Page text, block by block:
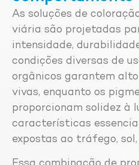
As soluções de
viária são projetadas
intensidade,
condições diversas de
orgânicos garantem
vivas, enquanto os
proporcionam solidez à
características
expostas ao tráfego,